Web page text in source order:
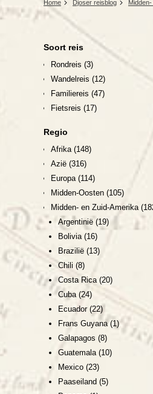
Home Djoser reisblog
Soort reis
Rondreis (3)
Wandelreis (12)
Familiereis (47)
Fietsreis (17)
Regio
Afrika (148)
Azië (316)
Europa (114)
Midden-Oosten (105)
Midden- en Zuid-Amerika
Argentinië (19)
Bolivia (16)
Brazilië (13)
Chili (8)
Costa Rica (20)
Cuba (24)
Ecuador (22)
Frans Guyana(1)
Galapagos (8)
Guatemala (10)
Mexico (23)
Paaseiland (5)